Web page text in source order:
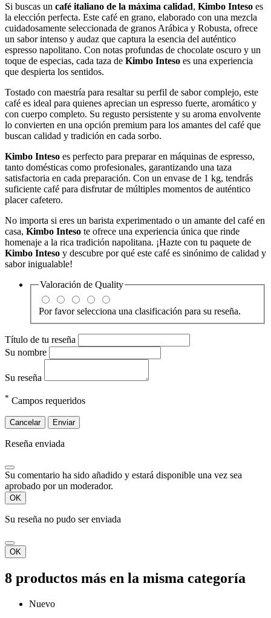
Si buscas un café italiano de la máxima calidad, Kimbo Inteso es
la elección perfecta. Este café en grano, elaborado con una mezcla
cuidadosamente seleccionada de granos Arábica y Robusta, ofrece
un sabor intenso y audaz que captura la esencia del auténtico
espresso napolitano. Con notas profundas de chocolate oscuro y un
toque de especias, cada taza de Kimbo Inteso es una experiencia
que despierta los sentidos.
Tostado con maestría para resaltar su perfil de sabor complejo, este
café es ideal para quienes aprecian un espresso fuerte, aromático y
con cuerpo completo. Su regusto persistente y su aroma envolvente
lo convierten en una opción premium para los amantes del café que
buscan calidad y tradición en cada sorbo.
Kimbo Inteso es perfecto para preparar en máquinas de espresso,
tanto domésticas como profesionales, garantizando una taza
satisfactoria en cada preparación. Con un envase de 1 kg, tendrás
suficiente café para disfrutar de múltiples momentos de auténtico
placer cafetero.
No importa si eres un barista experimentado o un amante del café en
casa, Kimbo Inteso te ofrece una experiencia única que rinde
homenaje a la rica tradición napolitana. ¡Hazte con tu paquete de
Kimbo Inteso y descubre por qué este café es sinónimo de calidad y
sabor inigualable!
Valoración de Quality
Por favor selecciona una clasificación para su reseña.
Título de tu reseña
Su nombre
Su reseña
* Campos requeridos
Cancelar Enviar
Reseña enviada
Su comentario ha sido añadido y estará disponible una vez sea
aprobado por un moderador.
OK
Su reseña no pudo ser enviada
OK
8 productos más en la misma categoría
Nuevo